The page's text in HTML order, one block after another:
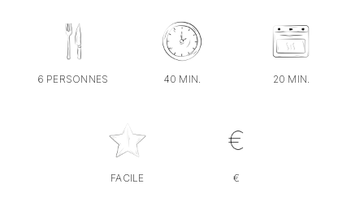
6 PERSONNES 40 MIN. 20 MIN.
FACILE €